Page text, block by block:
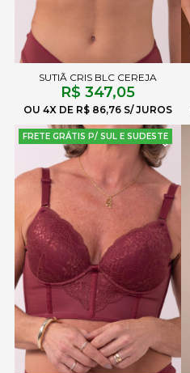
SUTIÃ CRIS BLC CEREJA
R$ 347,05
4X R$ 86,76
FRETE GRÁTIS P/ SUL E SUDESTE